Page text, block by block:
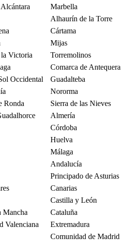
Marbella
Alhaurín de la Torre
Cártama
Mijas
Victoria
Torremolinos
Comarca de Antequera
Occidental
Guadalteba
Nororma
Ronda
Sierra de las Nieves
Almería
Córdoba
Huelva
Málaga
Andalucía
Principado de Asturias
Canarias
Castilla y León
Mancha
Cataluña
Valenciana
Extremadura
Comunidad de Madrid